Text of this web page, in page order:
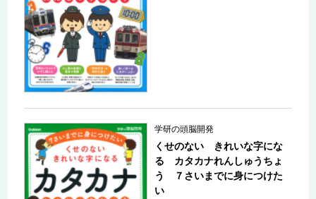
学研の頭脳開発
くせのない きれいな字にな
る カタカナれんしゅうちょ
う ７さいまでに身につけた
い